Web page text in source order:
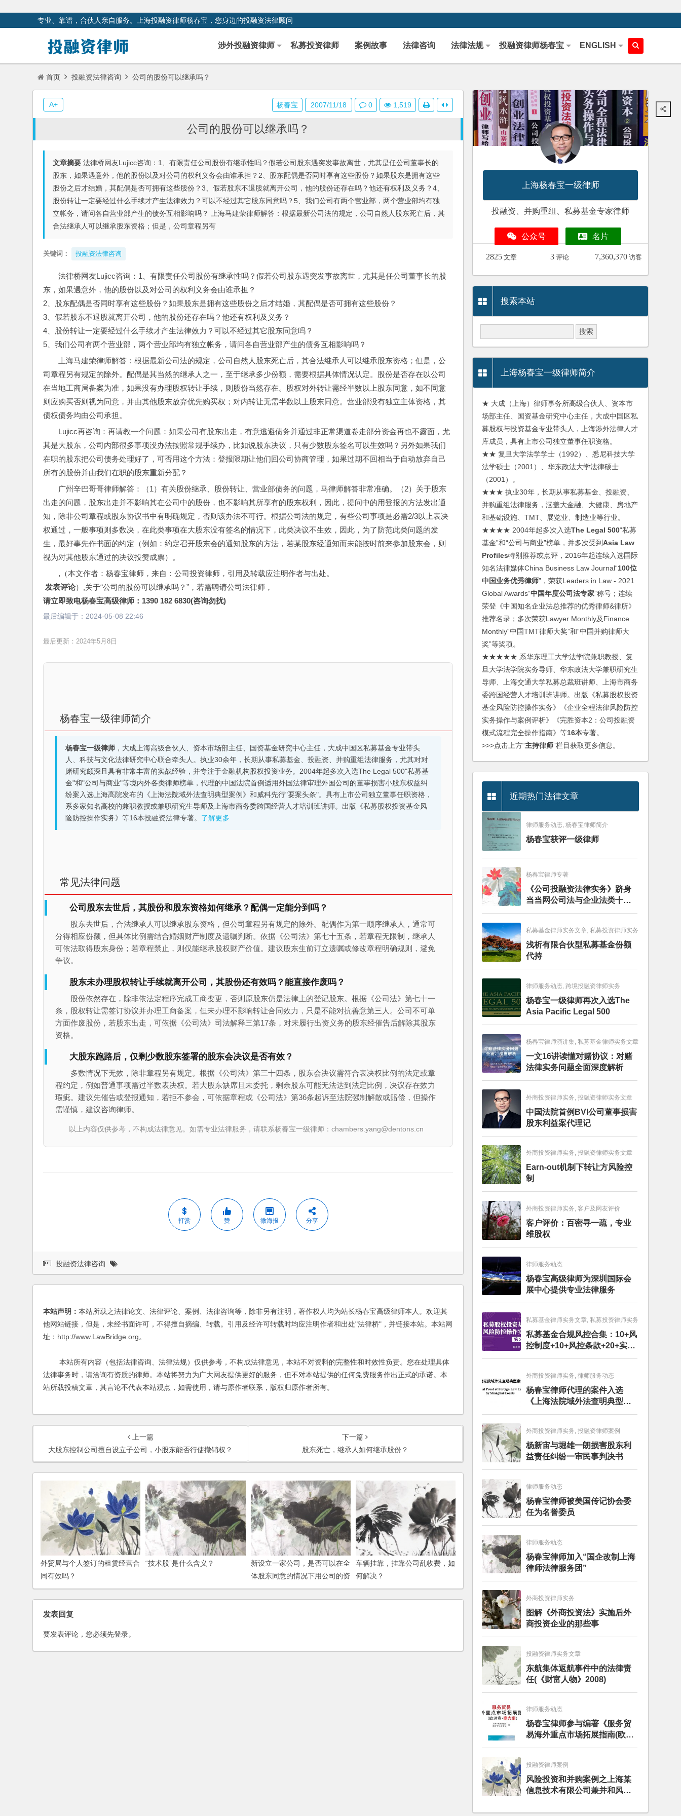
专业、靠谱，合伙人亲自服务。上海投融资律师杨春宝，您身边的投融资法律顾问
涉外投融资律师 私募投资律师 案例故事 法律咨询 法律法规 投融资律师杨春宝 ENGLISH
首页 投融资法律咨询 公司的股份可以继承吗？
公司的股份可以继承吗？
文章摘要 法律桥网友Lujicc咨询：1、有限责任公司股份有继承性吗？假若公司股东遇突发事故离世，尤其是任公司董事长的
股东，如果遇意外，他的股份以及对公司的权利义务会由谁承担？2、股东配偶是否同时享有这些股份？如果股东是拥有这些
股份之后才结婚，其配偶是否可拥有这些股份？3、假若股东不退股就离开公司，他的股份还存在吗？他还有权利及义务？4、
股份转让一定要经过什么手续才产生法律效力？可以不经过其它股东同意吗？5、我们公司有两个营业部，两个营业部均有独
立帐务，请问各自营业部产生的债务互相影响吗？ 上海马建荣律师解答：根据最新公司法的规定，公司自然人股东死亡后，其
合法继承人可以继承股东资格；但是，公司章程另有
关键词： 投融资法律咨询
法律桥网友Lujicc咨询：1、有限责任公司股份有继承性吗？假若公司股东遇突发事故离世，尤其是任公司董事长的股
东，如果遇意外，他的股份以及对公司的权利义务会由谁承担？
2、股东配偶是否同时享有这些股份？如果股东是拥有这些股份之后才结婚，其配偶是否可拥有这些股份？
3、假若股东不退股就离开公司，他的股份还存在吗？他还有权利及义务？
4、股份转让一定要经过什么手续才产生法律效力？可以不经过其它股东同意吗？
5、我们公司有两个营业部，两个营业部均有独立帐务，请问各自营业部产生的债务互相影响吗？
上海马建荣律师解答：根据最新公司法的规定，公司自然人股东死亡后，其合法继承人可以继承股东资格；但是，公
司章程另有规定的除外。配偶是其当然的继承人之一，至于继承多少份额，需要根据具体情况认定。股份是否存在以公司
在当地工商局备案为准，如果没有办理股权转让手续，则股份当然存在。股权对外转让需经半数以上股东同意，如不同意
则应购买否则视为同意，并由其他股东放弃优先购买权；对内转让无需半数以上股东同意。营业部没有独立主体资格，其
债权债务均由公司承担。
Lujicc再咨询：再请教一个问题：如果公司有股东出走，有意逃避债务并通过非正常渠道卷走部分资金再也不露面，尤
其是大股东，公司内部很多事项没办法按照常规手续办，比如说股东决议，只有少数股东签名可以生效吗？另外如果我们
在职的股东把公司债务处理好了，可否用这个方法：登报限期让他们回公司协商管理，如果过期不回相当于自动放弃自己
所有的股份并由我们在职的股东重新分配？
广州辛巴哥哥律师解答：（1）有关股份继承、股份转让、营业部债务的问题，马律师解答非常准确。（2）关于股东
出走的问题，股东出走并不影响其在公司中的股份，也不影响其所享有的股东权利，因此，提问中的用登报的方法发出通
知，除非公司章程或股东协议书中有明确规定，否则该办法不可行。根据公司法的规定，有些公司事项是必需2/3以上表决
权通过，一般事项则多数决，在此类事项在大股东没有签名的情况下，此类决议不生效，因此，为了防范此类问题的发
生，最好事先作书面的约定（例如：约定召开股东会的通知股东的方法，若某股东经通知而未能按时前来参加股东会，则
视为对其他股东通过的决议投赞成票）。
,（本文作者：杨春宝律师，来自：公司投资律师，引用及转载应注明作者与出处。
发表评论）,关于“公司的股份可以继承吗？”，若需聘请公司法律师，
请立即致电杨春宝高级律师：1390 182 6830(咨询勿扰)
最后编辑于： 2024-05-08 22:46
最后更新：2024年5月8日
杨春宝一级律师简介
杨春宝一级律师，大成上海高级合伙人、资本市场部主任、国资基金研究中心主任，大成中国区私募基金专业带头
人、科技与文化法律研究中心联合牵头人。执业30余年，长期从事私募基金、投融资、并购重组法律服务，尤其对对
赌研究颇深且具有非常丰富的实战经验，并专注于金融机构股权投资业务。2004年起多次入选The Legal 500"私募基
金"和"公司与商业"等境内外各类律师榜单，代理的中国法院首例适用外国法律审理外国公司的董事损害小股东权益纠
纷案入选上海高院发布的《上海法院域外法查明典型案例》和威科先行"要案头条"。具有上市公司独立董事任职资格，
系多家知名高校的兼职教授或兼职研究生导师及上海市商务委跨国经营人才培训班讲师。出版《私募股权投资基金风
险防控操作实务》等16本投融资法律专著。 了解更多
常见法律问题
公司股东去世后，其股份和股东资格如何继承？配偶一定能分到吗？
股东去世后，合法继承人可以继承股东资格，但公司章程另有规定的除外。配偶作为第一顺序继承人，通常可
分得相应份额，但具体比例需结合婚姻财产制度及遗嘱判断。依据《公司法》第七十五条，若章程无限制，继承人
可依法取得股东身份；若章程禁止，则仅能继承股权财产价值。建议股东生前订立遗嘱或修改章程明确规则，避免
争议。
股东未办理股权转让手续就离开公司，其股份还有效吗？能直接作废吗？
股份依然存在，除非依法定程序完成工商变更，否则原股东仍是法律上的登记股东。根据《公司法》第七十一
条，股权转让需签订协议并办理工商备案，但未办理不影响转让合同效力，只是不能对抗善意第三人。公司不可单
方面作废股份，若股东出走，可依据《公司法》司法解释三第17条，对未履行出资义务的股东经催告后解除其股东
资格。
大股东跑路后，仅剩少数股东签署的股东会决议是否有效？
多数情况下无效，除非章程另有规定。根据《公司法》第三十四条，股东会决议需符合表决权比例的法定或章
程约定，例如普通事项需过半数表决权。若大股东缺席且未委托，剩余股东可能无法达到法定比例，决议存在效力
瑕疵。建议先催告或登报通知，若拒不参会，可依据章程或《公司法》第36条起诉至法院强制解散或赔偿，但操作
需谨慎，建议咨询律师。
以上内容仅供参考，不构成法律意见。如需专业法律服务，请联系杨春宝一级律师：chambers.yang@dentons.cn
打赏 赞 微海报 分享
杨春宝 2007/11/18 0 1,519
A+
投融资法律咨询
本站声明： 本站所载之法律论文、法律评论、案例、法律咨询等，除非另有注明，著作权人均为站长杨春宝高级律师本人。欢迎其
他网站链接，但是，未经书面许可，不得擅自摘编、转载。引用及经许可转载时均应注明作者和出处"法律桥"，并链接本站。本站网
址：http://www.LawBridge.org。
本站所有内容（包括法律咨询、法律法规）仅供参考，不构成法律意见，本站不对资料的完整性和时效性负责。您在处理具体
法律事务时，请洽询有资质的律师。本站将努力为广大网友提供更好的服务，但不对本站提供的任何免费服务作出正式的承诺。本
站所载投稿文章，其言论不代表本站观点，如需使用，请与原作者联系，版权归原作者所有。
上一篇
大股东控制公司擅自设立子公司，小股东能否行使撤销权？
下一篇
股东死亡，继承人如何继承股份？
外贸局与个人签订的租赁经营合
同有效吗？
“技术股”是什么含义？
新设立一家公司，是否可以在全
体股东同意的情况下用公司的资
金投资股市？
车辆挂靠，挂靠公司乱收费，如
何解决？
发表回复
要发表评论，您必须先登录。
上海杨春宝一级律师
投融资、并购重组、私募基金专家律师
公众号 名片
2825 文章 3 评论 7,360,370 访客
搜索本站
上海杨春宝一级律师简介
★ 大成（上海）律师事务所高级合伙人、资本市
场部主任、国资基金研究中心主任，大成中国区私
募股权与投资基金专业带头人，上海涉外法律人才
库成员，具有上市公司独立董事任职资格。
★★ 复旦大学法学学士（1992）、悉尼科技大学
法学硕士（2001）、华东政法大学法律硕士
（2001）。
★★★ 执业30年，长期从事私募基金、投融资、
并购重组法律服务，涵盖大金融、大健康、房地产
和基础设施、TMT、展览业、制造业等行业。
★★★★ 2004年起多次入选The Legal 500“私募
基金”和“公司与商业”榜单，并多次受到Asia Law
Profiles特别推荐或点评，2016年起连续入选国际
知名法律媒体China Business Law Journal“100位
中国业务优秀律师”，荣获Leaders in Law - 2021
Global Awards“中国年度公司法专家”称号；连续
荣登《中国知名企业法总推荐的优秀律师&律所》
推荐名录；多次荣获Lawyer Monthly及Finance
Monthly“中国TMT律师大奖”和“中国并购律师大
奖”等奖项。
★★★★★ 系华东理工大学法学院兼职教授、复
旦大学法学院实务导师、华东政法大学兼职研究生
导师、上海交通大学私募总裁班讲师、上海市商务
委跨国经营人才培训班讲师。出版《私募股权投资
基金风险防控操作实务》《企业全程法律风险防控
实务操作与案例评析》《完胜资本2：公司投融资
模式流程完全操作指南》等16本专著。
>>>点击上方“主持律师”栏目获取更多信息。
近期热门法律文章
律师服务动态, 杨春宝律师简介
杨春宝获评一级律师
杨春宝律师专著
《公司投融资法律实务》跻身
当当网公司法与企业法类十大
畅销图书榜
私募基金律师实务文章, 私募投资律师实务
浅析有限合伙型私募基金份额
代持
律师服务动态, 跨境投融资律师实务
杨春宝一级律师再次入选The
Asia Pacific Legal 500
杨春宝律师演讲集, 私募基金律师实务文章
一文16讲读懂对赌协议：对赌
法律实务问题全面深度解析
外商投资律师实务, 投融资律师实务文章
中国法院首例BVI公司董事损害
股东利益案代理记
外商投资律师实务, 投融资律师实务文章
Earn-out机制下转让方风险控
制
外商投资律师实务, 客户及网友评价
客户评价：百密寻一疏，专业
维股权
律师服务动态
杨春宝高级律师为深圳国际会
展中心提供专业法律服务
私募基金律师实务文章, 私募投资律师实务
私募基金合规风控合集：10+风
控制度+10+风控条款+20+实务
文章+每月动态
外商投资律师实务, 律师服务动态
杨春宝律师代理的案件入选
《上海法院域外法查明典型案
例》
外商投资律师实务, 投融资律师案例
杨新宙与堀雄一朗损害股东利
益责任纠纷一审民事判决书
律师服务动态
杨春宝律师被美国传记协会委
任为名誉委员
律师服务动态
杨春宝律师加入“国企改制上海
律师法律服务团”
外商投资律师实务
图解《外商投资法》实施后外
商投资企业的那些事
投融资律师实务文章
东航集体返航事件中的法律责
任(《财富人物》2008)
律师服务动态
杨春宝律师参与编著《服务贸
易海外重点市场拓展指南(欧洲
卷·意大利)》
投融资律师案例
风险投资和并购案例之上海某
信息技术有限公司兼并和风险